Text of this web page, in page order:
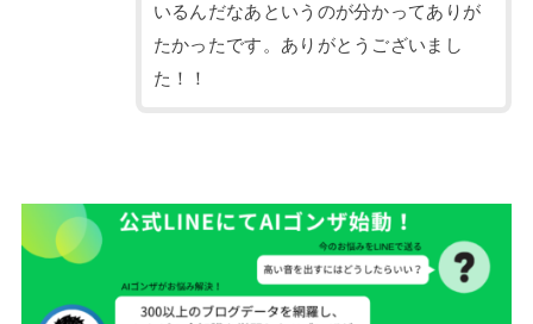
いるんだなあというのが分かってありが
たかったです。ありがとうございまし
た！！